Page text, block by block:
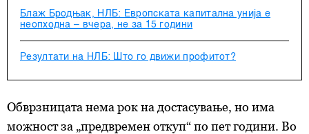
Блаж Бродњак, НЛБ: Европската капитална унија е
неопходна – вчера, не за 15 години
Резултати на НЛБ: Што го движи профитот?
Обврзницата нема рок на достасување, но има
можност за „предвремен откуп“ по пет години. Во